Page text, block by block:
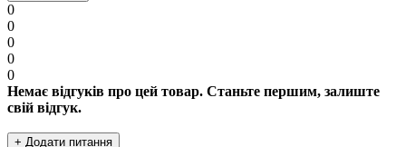
0
0
0
0
0
Немає відгуків про цей товар. Станьте першим, залиште
свій відгук.
+ Додати питання